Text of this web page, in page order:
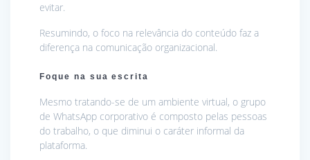
evitar.
Resumindo, o foco na relevância do conteúdo faz a
diferença na comunicação organizacional.
Foque na sua escrita
Mesmo tratando-se de um ambiente virtual, o grupo
de WhatsApp corporativo é composto pelas pessoas
do trabalho, o que diminui o caráter informal da
plataforma.